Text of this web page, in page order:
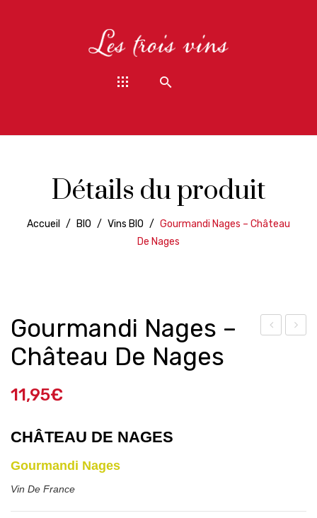
Détails du produit
Accueil / BIO / Vins BIO / Gourmandi Nages – Château
De Nages
Gourmandi Nages –
Château De Nages
11,95€
CHÂTEAU DE NAGES
Gourmandi Nages
Vin De France